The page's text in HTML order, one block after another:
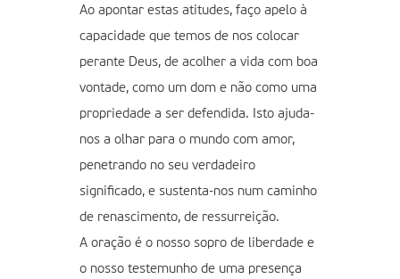
Ao apontar estas atitudes, faço apelo à
capacidade que temos de nos colocar
perante Deus, de acolher a vida com boa
vontade, como um dom e não como uma
propriedade a ser defendida. Isto ajuda-
nos a olhar para o mundo com amor,
penetrando no seu verdadeiro
significado, e sustenta-nos num caminho
de renascimento, de ressurreição.
A oração é o nosso sopro de liberdade e
o nosso testemunho de uma presença